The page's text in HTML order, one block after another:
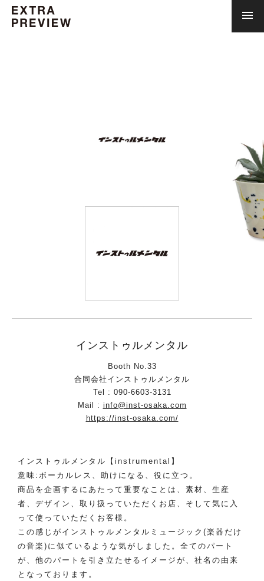
インストゥルメンタル
Booth No.33
合同会社インストゥルメンタル
Tel : 090-6603-3131
Mail : info@inst-osaka.com
https://inst-osaka.com/
インストゥルメンタル【instrumental】
意味:ボーカルレス、助けになる、役に立つ。
商品を企画するにあたって重要なことは、素材、生産
者、デザイン、取り扱っていただくお店、そして気に入
って使っていただくお客様。
この感じがインストゥルメンタルミュージック(楽器だけ
の音楽)に似ているような気がしました。全てのパート
が、他のパートを引き立たせるイメージが、社名の由来
となっております。